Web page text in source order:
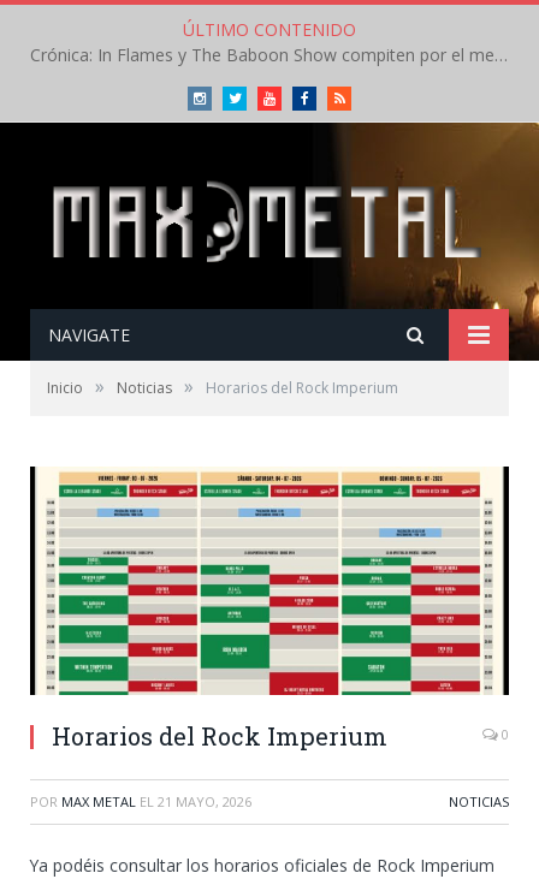
ÚLTIMO CONTENIDO
Crónica: In Flames y The Baboon Show compiten por el mejor concierto del día en el Leyendas del Rock – Viernes – Agosto 2026
InstagramTwitterYoutubeFacebookRSS
NAVIGATE
Inicio » Noticias » Horarios del Rock Imperium
Horarios del Rock Imperium 0
POR MAX METAL EL 21 MAYO, 2026 NOTICIAS
Ya podéis consultar los horarios oficiales de Rock Imperium